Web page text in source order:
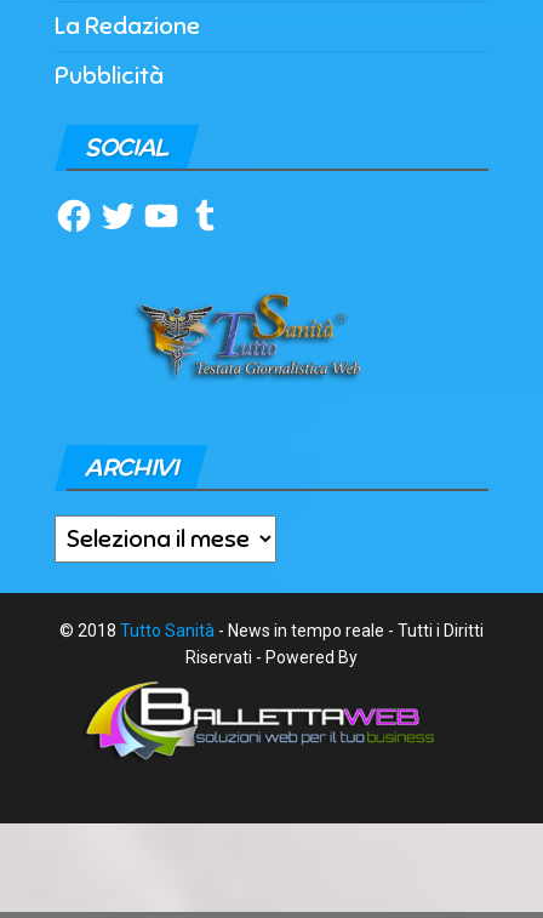
La Redazione
Pubblicità
SOCIAL
Facebook
TwitterYouTubeTumblr
ARCHIVI
Archivi
© 2018 Tutto Sanità - News in tempo reale - Tutti i Diritti
Riservati - Powered By